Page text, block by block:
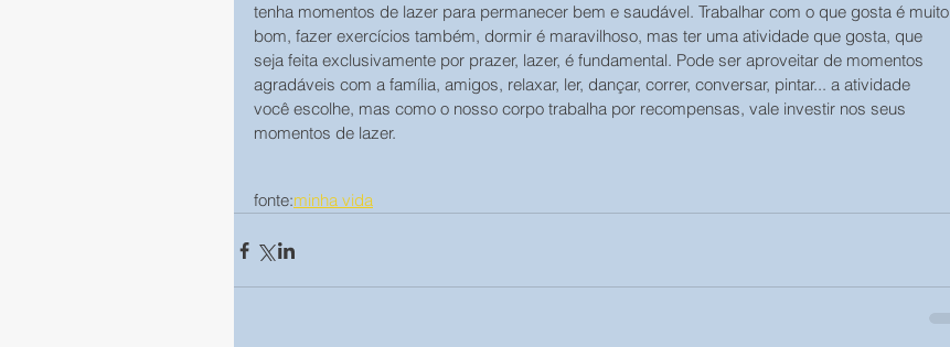
tenha momentos de lazer para permanecer bem e saudável. Trabalhar com o que gosta é muito
bom, fazer exercícios também, dormir é maravilhoso, mas ter uma atividade que gosta, que
seja feita exclusivamente por prazer, lazer, é fundamental. Pode ser aproveitar de momentos
agradáveis com a família, amigos, relaxar, ler, dançar, correr, conversar, pintar... a atividade
você escolhe, mas como o nosso corpo trabalha por recompensas, vale investir nos seus
momentos de lazer.
fonte:minha vida